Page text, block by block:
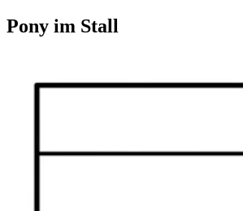
Pony im Stall